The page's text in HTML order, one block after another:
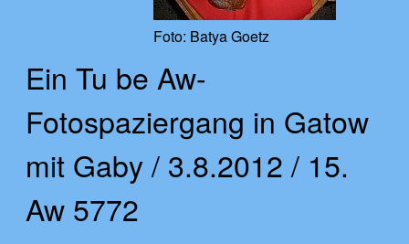
Foto: Batya Goetz
Ein Tu be Aw-
Fotospaziergang in Gatow
mit Gaby / 3.8.2012 / 15.
Aw 5772